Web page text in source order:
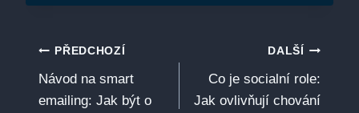
Navigace
pro
PŘEDCHOZÍ
Návod na smart
emailing: Jak být o
DALŠÍ
Co je socialní role:
Jak ovlivňují chování